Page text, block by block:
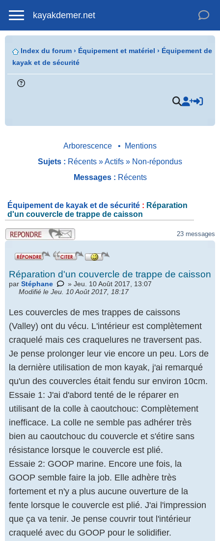
kayakdemer.net
Index du forum › Équipement et matériel › Équipement de
kayak et de sécurité
Arborescence •
Mentions
Sujets : Récents »Actifs » Non-répondus
Messages : Récents
Équipement de kayak et de sécurité : Réparation
d'un couvercle de trappe de caisson
.
23 messages
Réparation d'un couvercle de trappe de caisson
par Stéphane
» Jeu. 10 Août 2017, 13:07
Modifié le Jeu. 10 Août 2017, 18:17
Les couvercles de mes trappes de caissons
(Valley) ont du vécu. L'intérieur est complètement
craquelé mais ces craquelures ne traversent pas.
Je pense prolonger leur vie encore un peu. Lors de
la dernière utilisation de mon kayak, j'ai remarqué
qu'un des couvercles était fendu sur environ 10cm.
Essaie 1: J'ai d'abord tenté de le réparer en
utilisant de la colle à caoutchouc: Complètement
inefficace. La colle ne semble pas adhérer très
bien au caoutchouc du couvercle et s'étire sans
résistance lorsque le couvercle est plié.
Essaie 2: GOOP marine. Encore une fois, la
GOOP semble faire la job. Elle adhère très
fortement et n'y a plus aucune ouverture de la
fente lorsque le couvercle est plié. J'ai l'impression
que ça va tenir. Je pense couvrir tout l'intérieur
craquelé avec du GOOP pour le solidifier.
Répondre
par un
icône